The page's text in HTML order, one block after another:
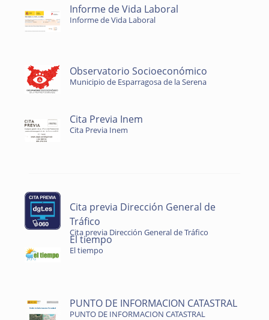
Informe de Vida Laboral
Informe de Vida Laboral
Observatorio Socioeconómico
Municipio de Esparragosa de la Serena
Cita Previa Inem
Cita Previa Inem
Cita previa Dirección General de
Tráfico
Cita previa Dirección General de Tráfico
El tiempo
El tiempo
PUNTO DE INFORMACION CATASTRAL
PUNTO DE INFORMACION CATASTRAL